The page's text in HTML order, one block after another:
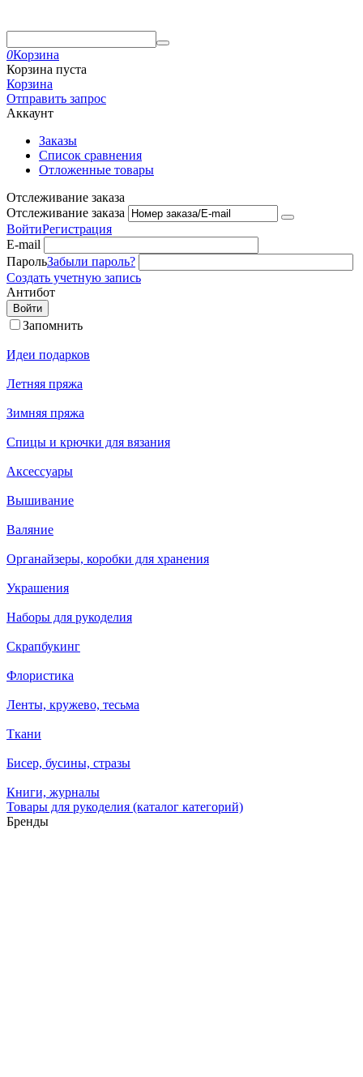
0Корзина
Корзина пуста
Корзина
Отправить запрос
Аккаунт
Заказы
Список сравнения
Отложенные товары
Отслеживание заказа
Отслеживание заказа
ВойтиРегистрация
E-mail
ПарольЗабыли пароль?
Создать учетную запись
Антибот
Войти
Запомнить
Идеи подарков
Летняя пряжа
Зимняя пряжа
Спицы и крючки для вязания
Аксессуары
Вышивание
Валяние
Органайзеры, коробки для хранения
Украшения
Наборы для рукоделия
Скрапбукинг
Флористика
Ленты, кружево, тесьма
Ткани
Бисер, бусины, стразы
Книги, журналы
Товары для рукоделия (каталог категорий)
Бренды